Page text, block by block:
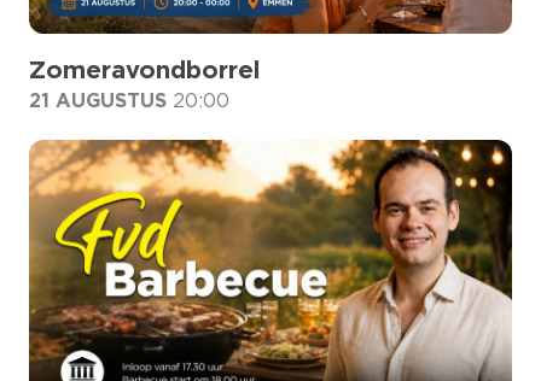
Zomeravondborrel
21 AUGUSTUS 20:00